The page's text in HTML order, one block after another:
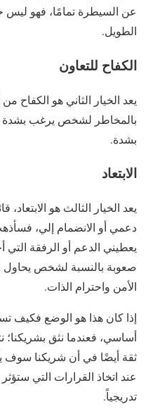
عن السيطرة تمامًا، فهو ليس
الطويل.
الكفاح للتعاون
يعد الخيار الثاني هو الكفاح
بالمخاطر لشخص يرغب بشدة
بشدة.
الابتعاد
يعد الخيار الثالث هو
دعمي أو الانضمام إلي،
يعطيني الدعم أو الرفقة التي
صعوبة بالنسبة لشخص يحاول
الأمن واحترام الذات.
إذا كان هذا هو الوضع فكيف
أساسي، فعندما نثق بشريكنا؛
ثقة أيضًا في أن شريكنا سوف
عند اتخاذ القرارات التي
تدريجياً.